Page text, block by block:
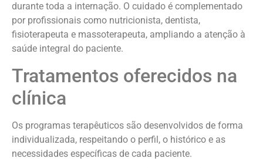
durante toda a internação. O cuidado é complementado
por profissionais como nutricionista, dentista,
fisioterapeuta e massoterapeuta, ampliando a atenção à
saúde integral do paciente.
Tratamentos oferecidos na
clínica
Os programas terapêuticos são desenvolvidos de forma
individualizada, respeitando o perfil, o histórico e as
necessidades específicas de cada paciente.